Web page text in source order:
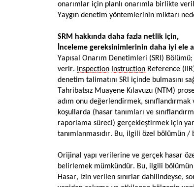
onarımlar için planlı onarımla birlikte
Yaygın denetim yöntemlerinin miktarı
SRM hakkında daha fazla netlik için,
İnceleme gereksinimlerinin daha iyi ele
Yapısal Onarım Denetimleri (SRI)
verir.
Inspection Instruction Reference
denetim talimatını SRI içinde
Tahribatsız Muayene Kılavuzu (NTM)
adım onu değerlendirmek,
koşullarda (hasar tanımları ve
raporlama süreci) gerçekleştirmek için
tanımlanmasıdır. Bu, ilgili özel bölümün
Orijinal yapı verilerine ve gerçek hasar
belirlemek mümkündür. Bu, ilgili bölümün
Hasar, izin verilen sınırlar dahilindeyse,